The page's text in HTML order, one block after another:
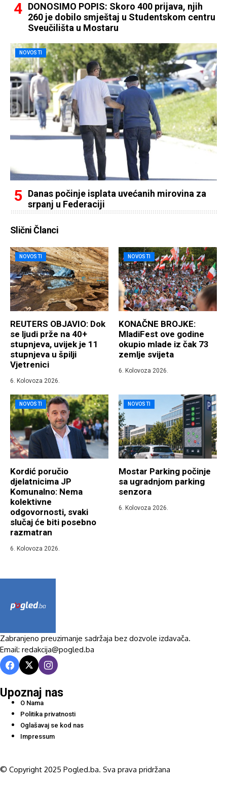
DONOSIMO POPIS: Skoro 400 prijava, njih
260 je dobilo smještaj u Studentskom centru
Sveučilišta u Mostaru
NOVOSTI
Danas počinje isplata uvećanih mirovina za
srpanj u Federaciji
Slični Članci
NOVOSTI
REUTERS OBJAVIO: Dok
se ljudi prže na 40+
stupnjeva, uvijek je 11
stupnjeva u špilji
Vjetrenici
6. Kolovoza 2026.
NOVOSTI
KONAČNE BROJKE:
MladiFest ove godine
okupio mlade iz čak 73
zemlje svijeta
6. Kolovoza 2026.
NOVOSTI
Kordić poručio
djelatnicima JP
Komunalno: Nema
kolektivne
odgovornosti, svaki
slučaj će biti posebno
razmatran
6. Kolovoza 2026.
NOVOSTI
Mostar Parking počinje
sa ugradnjom parking
senzora
6. Kolovoza 2026.
Zabranjeno preuzimanje sadržaja bez dozvole izdavača.
Email: redakcija@pogled.ba
Upoznaj nas
O Nama
Politika privatnosti
Oglašavaj se kod nas
Impressum
© Copyright 2025 Pogled.ba. Sva prava pridržana